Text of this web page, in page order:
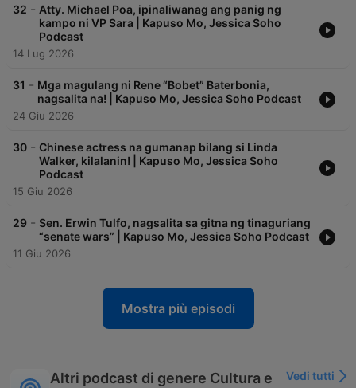
32 - Atty. Michael Poa, ipinaliwanag ang panig ng
kampo ni VP Sara | Kapuso Mo, Jessica Soho
Podcast
14 Lug 2026
31 - Mga magulang ni Rene “Bobet” Baterbonia,
nagsalita na! | Kapuso Mo, Jessica Soho Podcast
24 Giu 2026
30 - Chinese actress na gumanap bilang si Linda
Walker, kilalanin! | Kapuso Mo, Jessica Soho
Podcast
15 Giu 2026
29 - Sen. Erwin Tulfo, nagsalita sa gitna ng tinaguriang
“senate wars” | Kapuso Mo, Jessica Soho Podcast
11 Giu 2026
Mostra più episodi
Altri podcast di genere Cultura e
Vedi tutti